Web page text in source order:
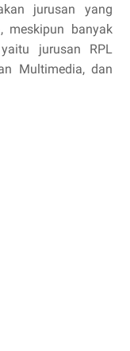
jurusan yang
meskipun banyak
jurusan RPL
Multimedia, dan